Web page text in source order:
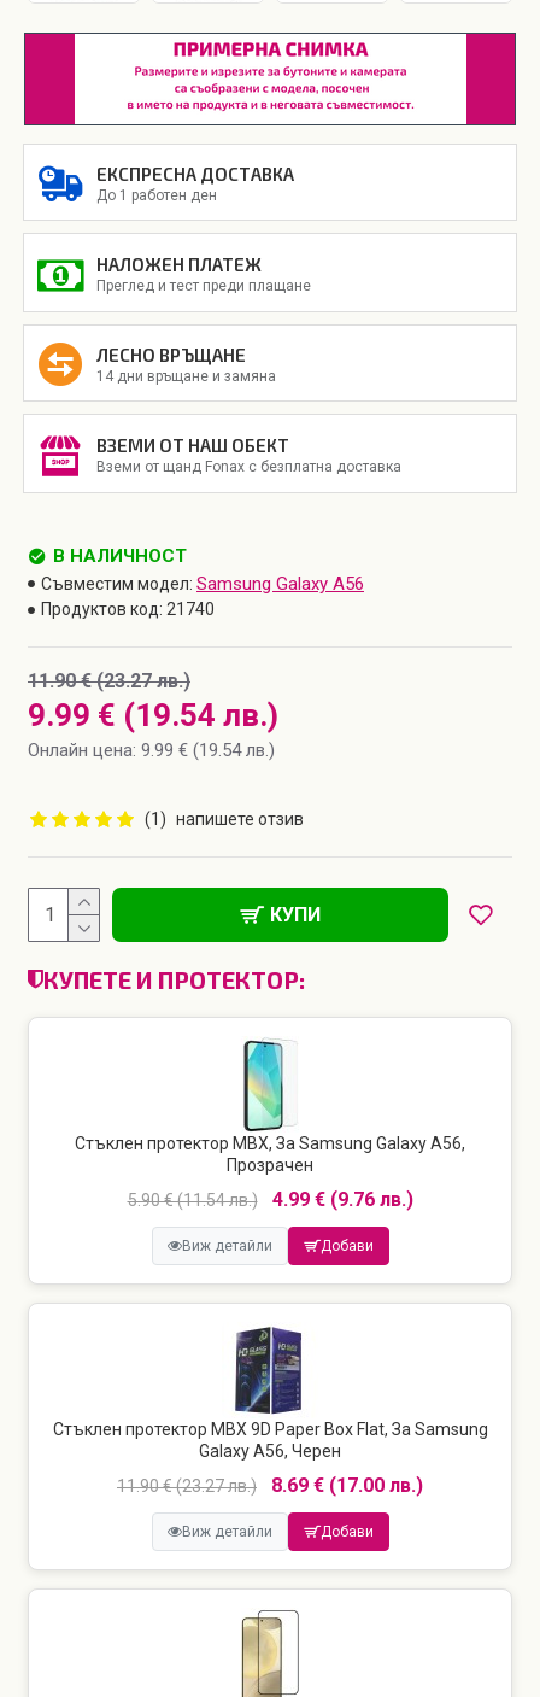
ЕКСПРЕСНА ДОСТАВКА
До 1 работен ден
НАЛОЖЕН ПЛАТЕЖ
Преглед и тест преди плащане
ЛЕСНО ВРЪЩАНЕ
14 дни връщане и замяна
ВЗЕМИ ОТ НАШ ОБЕКТ
Вземи от щанд Fonax с безплатна доставка
(1) напишете отзив
9.99 € (19.54 лв.)
11.90 € (23.27 лв.)
Онлайн цена: 9.99 € (19.54 лв.)
В НАЛИЧНОСТ
Съвместим модел: Samsung Galaxy A56
Продуктов код: 21740
КУПИ
КУПЕТЕ И ПРОТЕКТОР:
Стъклен протектор MBX, За Samsung Galaxy A56,
Прозрачен
5.90 € (11.54 лв.)
4.99 € (9.76 лв.)
Виж детайли Добави
Стъклен протектор MBX 9D Paper Box Flat, За Samsung
Galaxy A56, Черен
11.90 € (23.27 лв.)
8.69 € (17.00 лв.)
Виж детайли Добави